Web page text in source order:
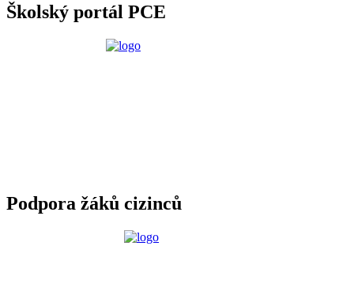
Školský portál PCE
Podpora žáků cizinců